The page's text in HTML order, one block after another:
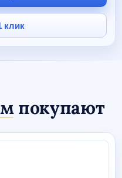
клик
покупают